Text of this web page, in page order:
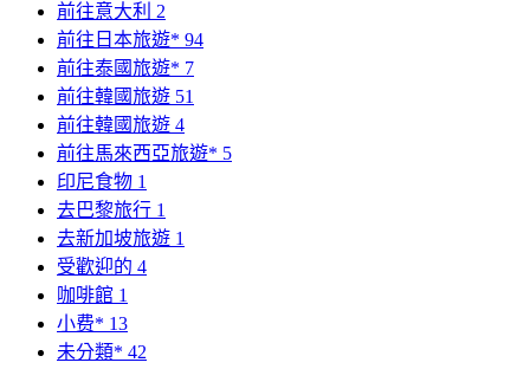
前往意大利 2
前往日本旅遊* 94
前往泰國旅遊* 7
前往韓國旅遊 51
前往韓國旅遊 4
前往馬來西亞旅遊* 5
印尼食物 1
去巴黎旅行 1
去新加坡旅遊 1
受歡迎的 4
咖啡館 1
小费* 13
未分類* 42